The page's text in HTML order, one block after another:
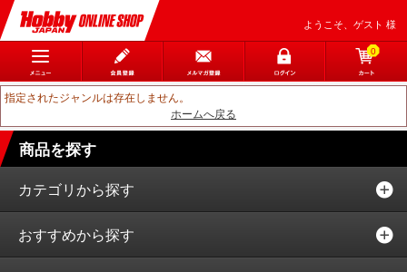
ようこそ、ゲスト 様
0
指定されたジャンルは存在しません。
ホームへ戻る
商品を探す
カテゴリから探す
おすすめから探す